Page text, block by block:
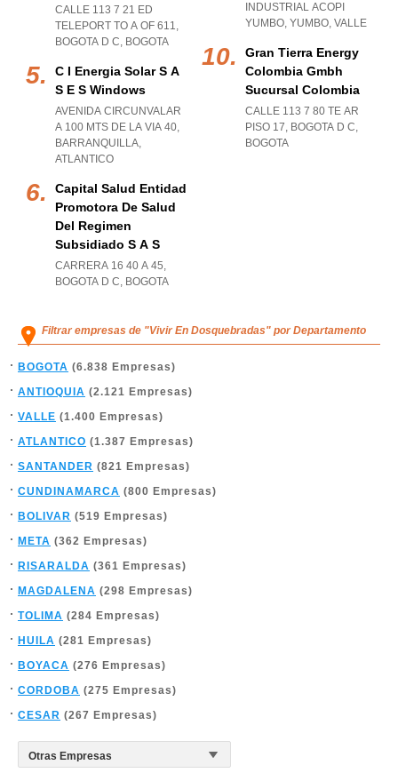
CALLE 113 7 21 ED
TELEPORT TO A OF 611,
BOGOTA D C, BOGOTA
C I Energia Solar S A
S E S Windows
AVENIDA CIRCUNVALAR
A 100 MTS DE LA VIA 40,
BARRANQUILLA,
ATLANTICO
Capital Salud Entidad
Promotora De Salud
Del Regimen
Subsidiado S A S
CARRERA 16 40 A 45,
BOGOTA D C, BOGOTA
INDUSTRIAL ACOPI
YUMBO, YUMBO, VALLE
Gran Tierra Energy
Colombia Gmbh
Sucursal Colombia
CALLE 113 7 80 TE AR
PISO 17, BOGOTA D C,
BOGOTA
Filtrar empresas de "Vivir En Dosquebradas" por Departamento
BOGOTA (6.838 Empresas)
ANTIOQUIA (2.121 Empresas)
VALLE (1.400 Empresas)
ATLANTICO (1.387 Empresas)
SANTANDER (821 Empresas)
CUNDINAMARCA (800 Empresas)
BOLIVAR (519 Empresas)
META (362 Empresas)
RISARALDA (361 Empresas)
MAGDALENA (298 Empresas)
TOLIMA (284 Empresas)
HUILA (281 Empresas)
BOYACA (276 Empresas)
CORDOBA (275 Empresas)
CESAR (267 Empresas)